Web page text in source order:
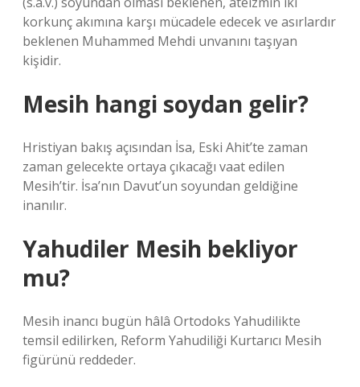
korkunç akımına karşı mücadele edecek ve asırlardır
beklenen Muhammed Mehdi unvanını taşıyan
kişidir.
Mesih hangi soydan gelir?
Hristiyan bakış açısından İsa, Eski Ahit’te zaman
zaman gelecekte ortaya çıkacağı vaat edilen
Mesih’tir. İsa’nın Davut’un soyundan geldiğine
inanılır.
Yahudiler Mesih bekliyor
mu?
Mesih inancı bugün hâlâ Ortodoks Yahudilikte
temsil edilirken, Reform Yahudiliği Kurtarıcı Mesih
figürünü reddeder.